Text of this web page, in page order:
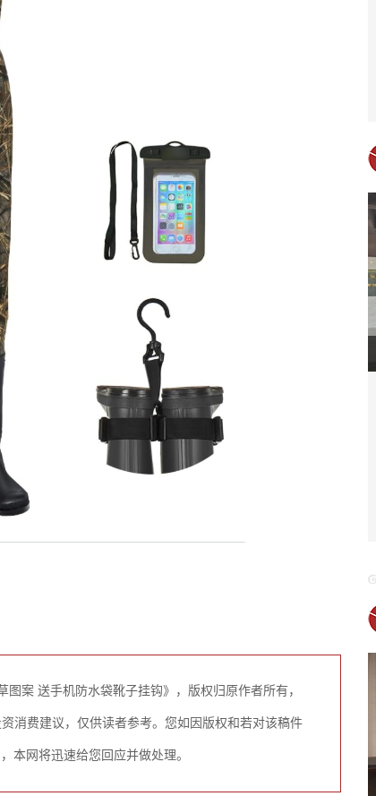
案 送手机防水袋靴子挂钩》，版权归原作者所有，
消费建议，仅供读者参考。您如因版权和若对该稿件
本网将迅速给您回应并做处理。